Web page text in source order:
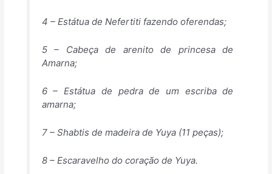
4 – Estátua de Nefertiti fazendo oferendas;
5 – Cabeça de arenito de princesa de
Amarna;
6 – Estátua de pedra de um escriba de
amarna;
7 – Shabtis de madeira de Yuya (11 peças);
8 – Escaravelho do coração de Yuya.